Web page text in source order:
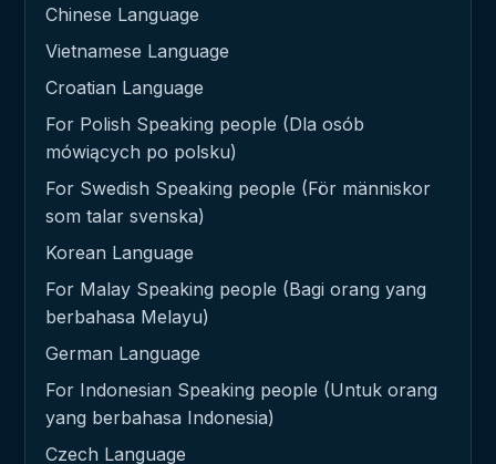
Chinese Language
Vietnamese Language
Croatian Language
For Polish Speaking people (Dla osób
mówiących po polsku)
For Swedish Speaking people (För människor
som talar svenska)
Korean Language
For Malay Speaking people (Bagi orang yang
berbahasa Melayu)
German Language
For Indonesian Speaking people (Untuk orang
yang berbahasa Indonesia)
Czech Language